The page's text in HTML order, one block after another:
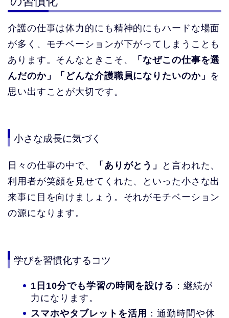
介護の仕事は体力的にも精神的にもハードな場面
が多く、モチベーションが下がってしまうことも
あります。そんなときこそ、
「なぜこの仕事を選
んだのか」「どんな介護職員になりたいのか」 を
思い出すことが大切です。
小さな成長に気づく
日々の仕事の中で、 「ありがとう」
と言われた、
利用者が笑顔を見せてくれた、といった小さな出
来事に目を向けましょう。それがモチベーション
の源になります。
学びを習慣化するコツ
1日10分でも学習の時間を設ける ：継続が
力になります。
スマホやタブレットを活用 ：通勤時間や休